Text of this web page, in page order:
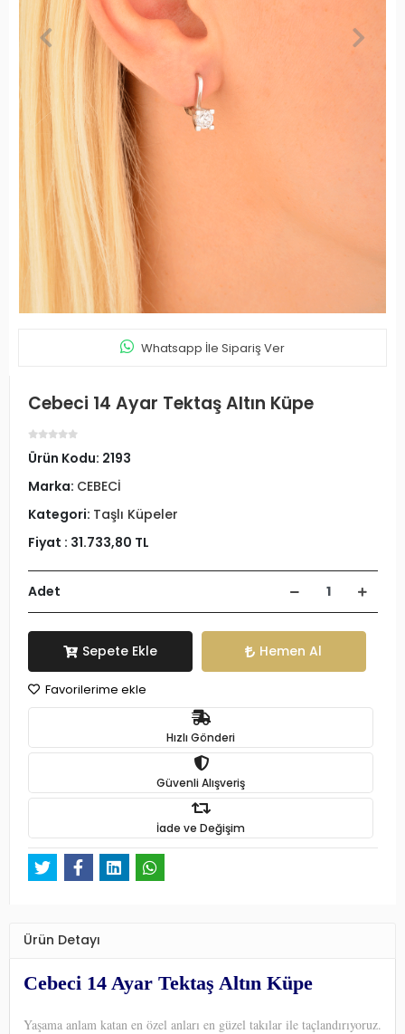
Whatsapp İle Sipariş Ver
Cebeci 14 Ayar Tektaş Altın Küpe
Ürün Kodu: 2193
Marka: CEBECİ
Kategori: Taşlı Küpeler
Fiyat : 31.733,80 TL
Adet
Sepete Ekle Hemen Al
Favorilerime ekle
Hızlı Gönderi
Güvenli Alışveriş
İade ve Değişim
Ürün Detayı
Cebeci 14 Ayar Tektaş Altın Küpe
Yaşama anlam katan en özel anları en güzel takılar ile taçlandırıyoruz.